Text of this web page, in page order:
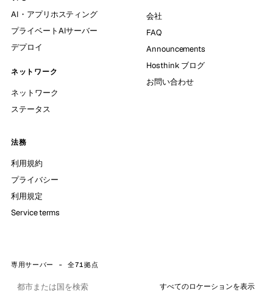
AI・アプリホスティング
プライベートAIサーバー
デプロイ
ネットワーク
ネットワーク
ステータス
会社
FAQ
Announcements
Hosthink ブログ
お問い合わせ
法務
利用規約
プライバシー
利用規定
Service terms
専用サーバー - 全71拠点
すべてのロケーションを表示